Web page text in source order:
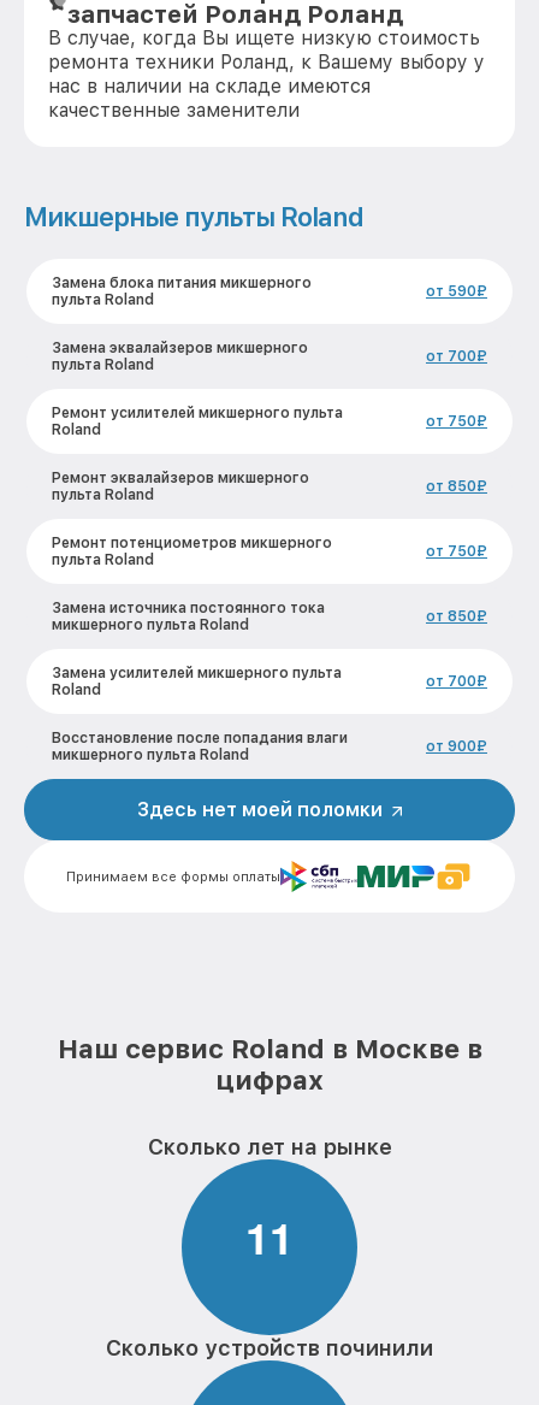
запчастей Роланд Роланд
В случае, когда Вы ищете низкую стоимость
ремонта техники Роланд, к Вашему выбору у
нас в наличии на складе имеются
качественные заменители
Микшерные пульты Roland
Замена блока питания микшерного
пульта Roland
от 590₽
Замена эквалайзеров микшерного
пульта Roland
от 700₽
Ремонт усилителей микшерного пульта
Roland
от 750₽
Ремонт эквалайзеров микшерного
пульта Roland
от 850₽
Ремонт потенциометров микшерного
пульта Roland
от 750₽
Замена источника постоянного тока
микшерного пульта Roland
от 850₽
Замена усилителей микшерного пульта
Roland
от 700₽
Восстановление после попадания влаги
микшерного пульта Roland
от 900₽
Замена фейдеров микшерного пульта
Ремонт корпусных элементов
микшерного пульта Roland
от 850₽
Принимаем все формы оплаты
Здесь нет моей поломки
Наш сервис Roland в Москве в
цифрах
Сколько лет на рынке
11
Сколько устройств починили